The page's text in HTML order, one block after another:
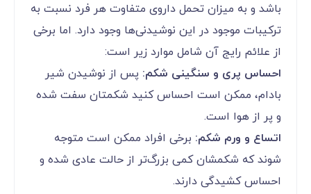
باشد و به میزان تحمل داروی متفاوت هر فرد نسبت به
ترکیبات موجود در این نوشیدنی‌ها وجود دارد. اما برخی
از علائم رایج آن شامل موارد زیر است:
احساس پری و سنگینی شکم: پس از نوشیدن شیر
بادام، ممکن است احساس کنید شکمتان سفت شده
و پر از هوا است.
اتساع و ورم شکم: برخی افراد ممکن است متوجه
شوند که شکمشان کمی بزرگ‌تر از حالت عادی شده و
احساس کشیدگی دارند.